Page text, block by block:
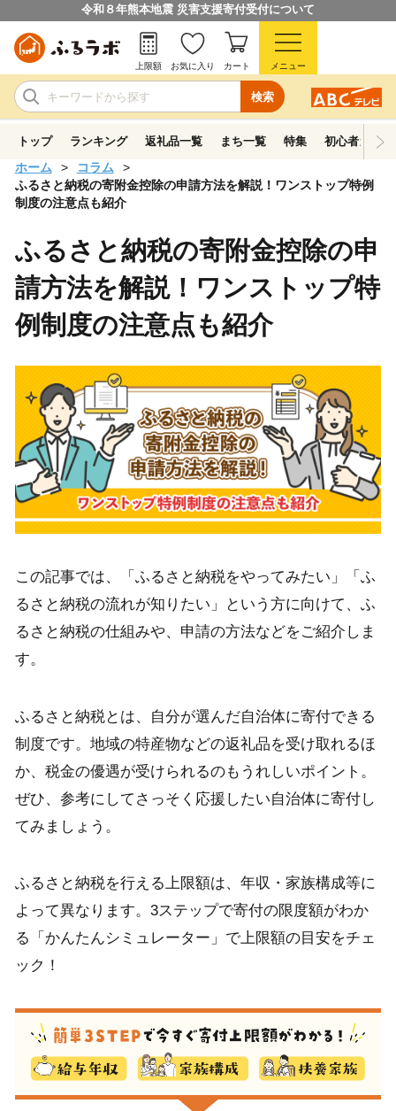
令和８年熊本地震 災害支援寄付受付について
検索
上限額 お気に入り カート メニュー
トップ ランキング 返礼品一覧 まち一覧 特集
初心者ガイド
ホーム
コラム
ふるさと納税の寄附金控除の申請方法を解説！ワンストップ特例
制度の注意点も紹介
ふるさと納税の寄附金控除の申
請方法を解説！ワンストップ特
例制度の注意点も紹介
この記事では、「ふるさと納税をやってみたい」「ふ
るさと納税の流れが知りたい」という方に向けて、ふ
るさと納税の仕組みや、申請の方法などをご紹介しま
す。
ふるさと納税とは、自分が選んだ自治体に寄付できる
制度です。地域の特産物などの返礼品を受け取れるほ
か、税金の優遇が受けられるのもうれしいポイント。
ぜひ、参考にしてさっそく応援したい自治体に寄付し
てみましょう。
ふるさと納税を行える上限額は、年収・家族構成等に
よって異なります。3ステップで寄付の限度額がわか
る「かんたんシミュレーター」で上限額の目安をチェ
ック！